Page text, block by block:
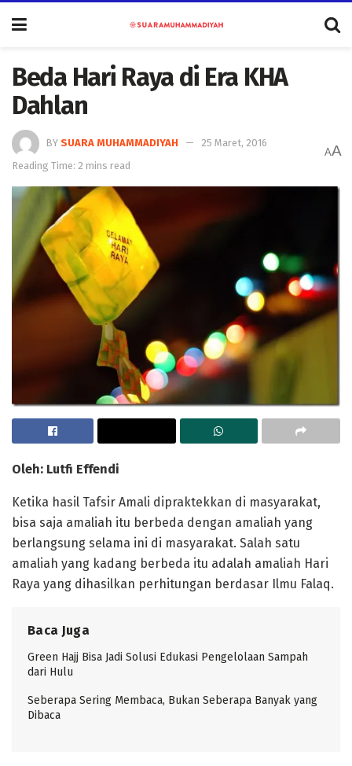
Beda Hari Raya di Era KHA
Dahlan
BY SUARA MUHAMMADIYAH
25 Maret, 2016
Reading Time: 2 mins read
AA
Oleh: Lutfi Effendi
Ketika hasil Tafsir Amali dipraktekkan di masyarakat,
bisa saja amaliah itu berbeda dengan amaliah yang
berlangsung selama ini di masyarakat. Salah satu
amaliah yang kadang berbeda itu adalah amaliah Hari
Raya yang dihasilkan perhitungan berdasar Ilmu Falaq.
Baca Juga
Green Hajj Bisa Jadi Solusi Edukasi Pengelolaan Sampah
dari Hulu
Seberapa Sering Membaca, Bukan Seberapa Banyak yang
Dibaca